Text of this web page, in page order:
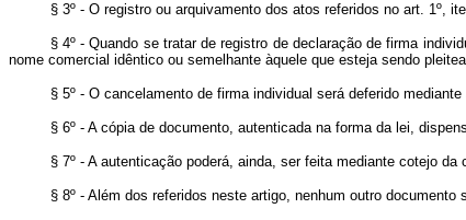
§ 3º - O registro ou arquivamento dos atos referidos no art. 1º,
§ 4º - Quando se tratar de registro de declaração de firma
nome comercial idêntico ou semelhante àquele que esteja sendo
§ 5º - O cancelamento de firma individual será deferido
§ 6º - A cópia de documento, autenticada na forma da lei,
§ 7º - A autenticação poderá, ainda, ser feita mediante cotejo
§ 8º - Além dos referidos neste artigo, nenhum outro